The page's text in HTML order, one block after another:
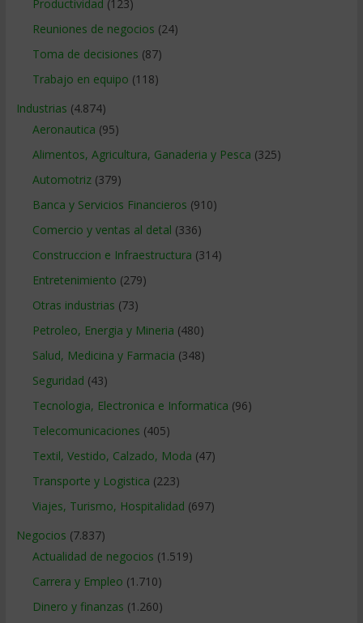
Productividad (123)
Reuniones de negocios (24)
Toma de decisiones (87)
Trabajo en equipo (118)
Industrias (4.874)
Aeronautica (95)
Alimentos, Agricultura, Ganaderia y Pesca (325)
Automotriz(379)
Banca y Servicios Financieros (910)
Comercio y ventas al detal (336)
Construccion e Infraestructura (314)
Entretenimiento (279)
Otras industrias (73)
Petroleo, Energia y Mineria (480)
Salud, Medicina y Farmacia (348)
Seguridad (43)
Tecnologia, Electronica e Informatica (96)
Telecomunicaciones (405)
Textil, Vestido, Calzado, Moda (47)
Transporte y Logistica (223)
Viajes, Turismo, Hospitalidad (697)
Negocios (7.837)
Actualidad de negocios (1.519)
Carrera y Empleo (1.710)
Dinero y finanzas (1.260)